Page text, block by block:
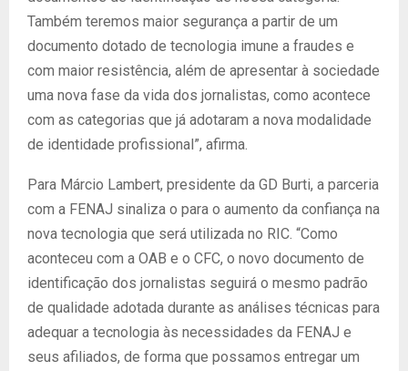
Também teremos maior segurança a partir de um
documento dotado de tecnologia imune a fraudes e
com maior resistência, além de apresentar à sociedade
uma nova fase da vida dos jornalistas, como acontece
com as categorias que já adotaram a nova modalidade
de identidade profissional”, afirma.
Para Márcio Lambert, presidente da GD Burti, a parceria
com a FENAJ sinaliza o para o aumento da confiança na
nova tecnologia que será utilizada no RIC. “Como
aconteceu com a OAB e o CFC, o novo documento de
identificação dos jornalistas seguirá o mesmo padrão
de qualidade adotada durante as análises técnicas para
adequar a tecnologia às necessidades da FENAJ e
seus afiliados, de forma que possamos entregar um